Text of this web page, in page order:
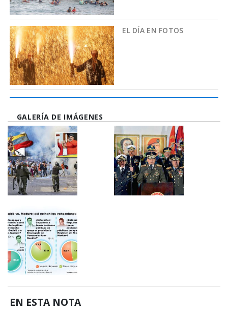
EL DÍA EN FOTOS
GALERÍA DE IMÁGENES
EN ESTA NOTA